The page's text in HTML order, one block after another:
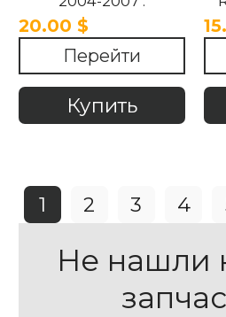
20.00 $
Перейти
Купить
1 2 3 4
Не нашли